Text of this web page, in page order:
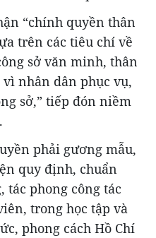
“chính quyền thân
trên các tiêu chí về
sở văn minh, thân
nhân dân phục vụ,
sở,” tiếp đón niềm
phải gương mẫu,
quy định, chuẩn
tác phong công tác
trong học tập và
phong cách Hồ Chí